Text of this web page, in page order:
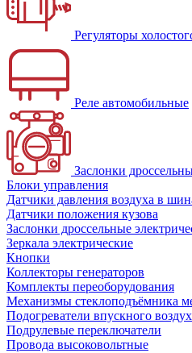
Регуляторы
Реле автомобильные
Заслонки
Блоки управления
Датчики давления воздуха в
Датчики положения кузова
Заслонки дроссельные
Зеркала электрические
Кнопки
Коллекторы генераторов
Комплекты переоборудования
Механизмы стеклоподъёмника
Подогреватели впускного
Подрулевые переключатели
Провода высоковольтные